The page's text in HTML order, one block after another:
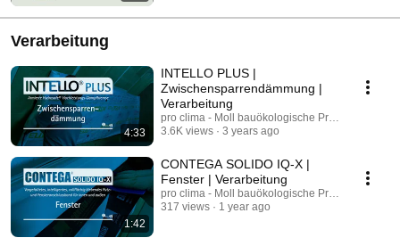
Verarbeitung
4:33
INTELLO PLUS |
Zwischensparrendämmung |
Verarbeitung
pro clima - Moll bauökologische Produkte GmbH
3.6K views
3 years ago
1:42
CONTEGA SOLIDO IQ-X |
Fenster | Verarbeitung
pro clima - Moll bauökologische Produkte GmbH
317 views
1 year ago